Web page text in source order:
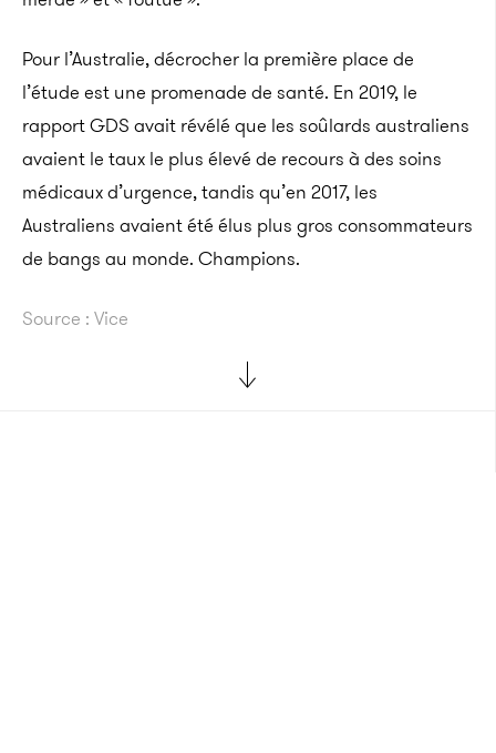
Pour l’Australie, décrocher la première place de
l’étude est une promenade de santé. En 2019, le
rapportGDS avait révélé que les soûlards australiens
avaient le taux le plus élevé de recours à des soins
médicaux d’urgence, tandis qu’en 2017, les
Australiens avaient été élus plus gros consommateurs
de bangs au monde. Champions.
Source : Vice